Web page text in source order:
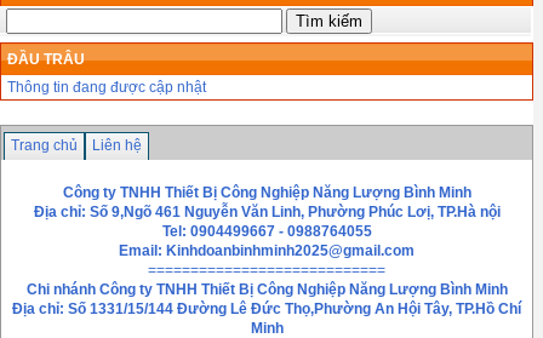
ĐẦU TRÂU
Thông tin đang được cập nhật
Trang chủ Liên hệ
Công ty TNHH Thiết Bị Công Nghiệp Năng Lượng Bình Minh
Địa chỉ: Số 9,Ngõ 461 Nguyễn Văn Linh, Phường Phúc Lơị, TP.Hà nội
Tel: 0904499667 - 0988764055
Email: Kinhdoanbinhminh2025@gmail.com
============================
Chi nhánh Công ty TNHH Thiết Bị Công Nghiệp Năng Lượng Bình Minh
Địa chỉ: Số 1331/15/144 Đường Lê Đức Thọ,Phường An Hội Tây, TP.Hồ Chí
Minh